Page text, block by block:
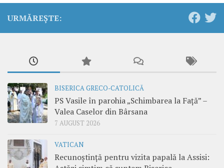
URMĂREȘTE:
BISERICA GRECO-CATOLICĂ
PS Vasile în parohia „Schimbarea la Față” –
Valea Caselor din Bârsana
7 AUGUST 2026
VATICAN
Recunoștință pentru vizita papală la Assisi: